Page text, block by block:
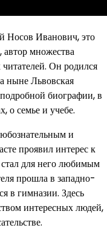
Носов Иванович, это
автор множества
Он родился
ныне Львовская
биографии, в
о семье и учебе.
и
проявил интерес к
стал для него любимым
прошла в западно-
в гимназии. Здесь
интересных людей,